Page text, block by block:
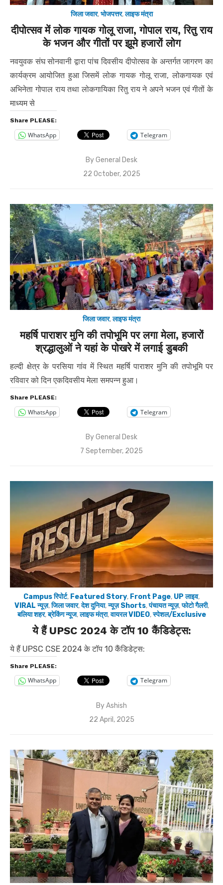
जिला जवार,भोजपत्तर,लाइफ मंत्रा
दीपोत्सव में लोक गायक गोलू राजा, गोपाल राय, रितु राय
के भजन और गीतों पर झूमे हजारों लोग
नवयुवक संघ सोनवानी द्वारा पांच दिवसीय दीपोत्सव के अन्तर्गत जागरण का
कार्यक्रम आयोजित हुआ जिसमें लोक गायक गोलू राजा, लोकगायक एवं
अभिनेता गोपाल राय तथा लोकगायिका रितु राय ने अपने भजन एवं गीतों के
माध्यम से
Share PLEASE:
WhatsApp Telegram
ByGeneral Desk
Posted
22 October, 2025
जिला जवार,लाइफ मंत्रा
महर्षि पाराशर मुनि की तपोभूमि पर लगा मेला, हजारों
श्रद्धालुओं ने यहां के पोखरे में लगाई डुबकी
हल्दी क्षेत्र के परसिया गांव में स्थित महर्षि पाराशर मुनि की तपोभूमि पर
रविवार को दिन एकदिवसीय मेला समपन्न हुआ।
Share PLEASE:
WhatsApp Telegram
ByGeneral Desk
Posted
7 September, 2025
Campus रिपोर्ट, Featured Story, Front Page, UP लाइव,
VIRAL न्यूज़,जिला जवार,देश दुनिया,न्यूज़ Shorts,पंचायत न्यूज़,फोटो गैलरी,
बलिया शहर,ब्रेकिंग न्यूज,लाइफ मंत्रा,वायरल VIDEO,स्पेशल/Exclusive
ये हैं UPSC 2024 के टॉप 10 कैंडिडेट्स:
ये हैं UPSC CSE 2024 के टॉप 10 कैंडिडेट्स:
Share PLEASE:
WhatsApp Telegram
ByAshish
Posted
22 April, 2025